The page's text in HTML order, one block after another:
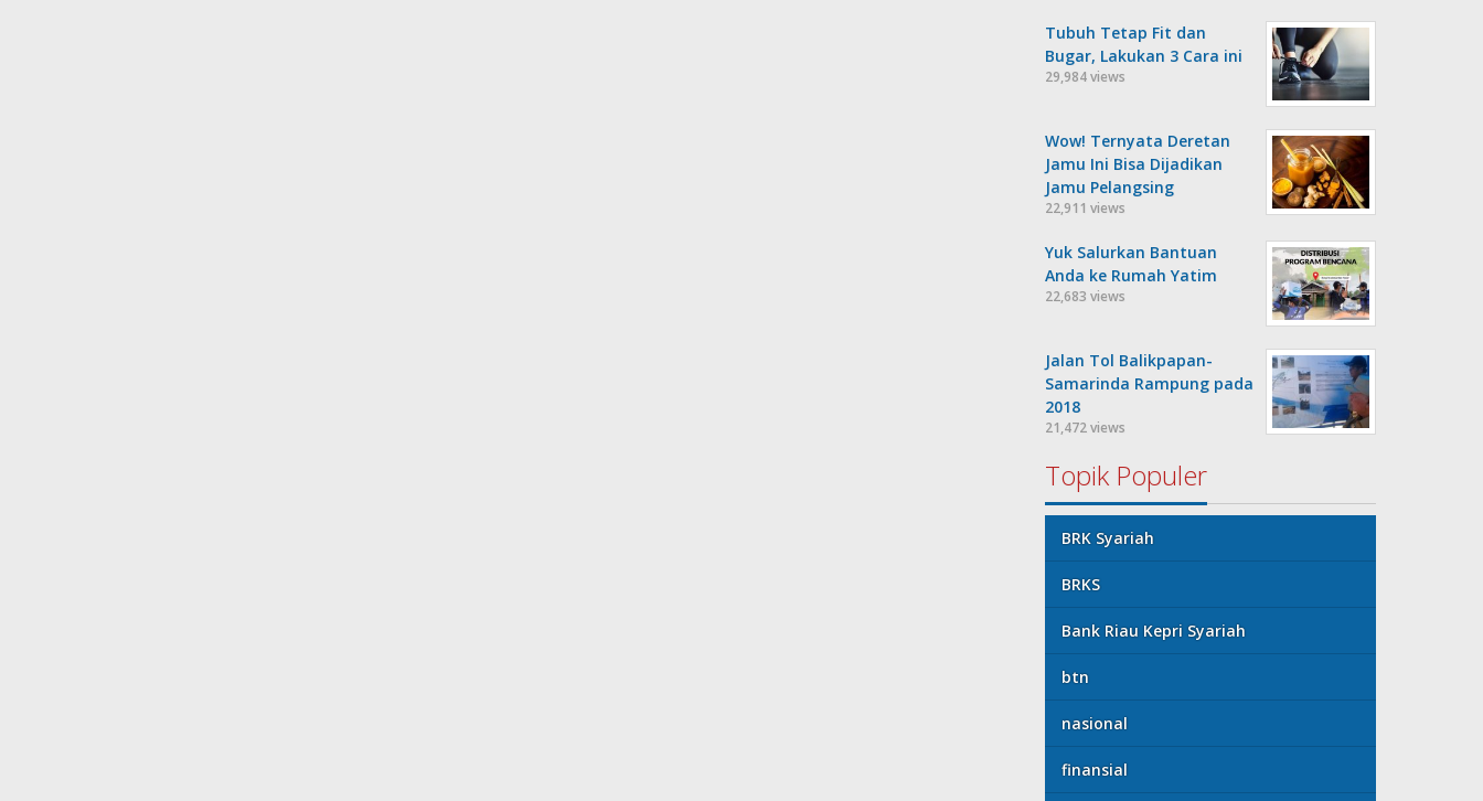
Tubuh Tetap Fit dan
Bugar, Lakukan 3 Cara ini
29,984 views
Wow! Ternyata Deretan
Jamu Ini Bisa Dijadikan
Jamu Pelangsing
22,911 views
Yuk Salurkan Bantuan
Anda ke Rumah Yatim
22,683 views
Jalan Tol Balikpapan-
Samarinda Rampung pada
2018
21,472 views
Topik Populer
BRK Syariah
BRKS
Bank Riau Kepri Syariah
btn
nasional
finansial